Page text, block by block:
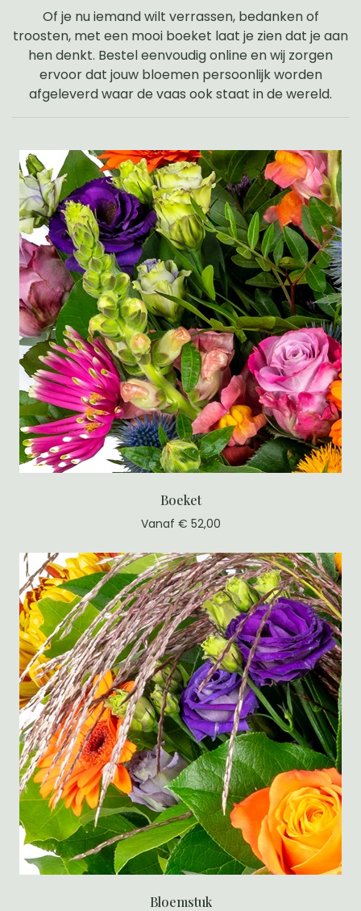
Of je nu iemand wilt verrassen, bedanken of
troosten, met een mooi boeket laat je zien dat je aan
hen denkt. Bestel eenvoudig online en wij zorgen
ervoor dat jouw bloemen persoonlijk worden
afgeleverd waar de vaas ook staat in de wereld.
Boeket
Vanaf € 52,00
Bloemstuk